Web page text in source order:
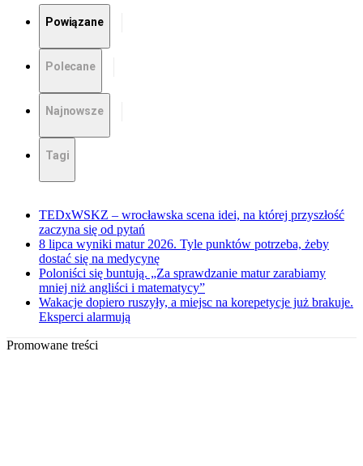
Powiązane
Polecane
Najnowsze
Tagi
TEDxWSKZ – wrocławska scena idei, na której przyszłość
zaczyna się od pytań
8 lipca wyniki matur 2026. Tyle punktów potrzeba, żeby
dostać się na medycynę
Poloniści się buntują. „Za sprawdzanie matur zarabiamy
mniej niż angliści i matematycy”
Wakacje dopiero ruszyły, a miejsc na korepetycje już brakuje.
Eksperci alarmują
Promowane treści